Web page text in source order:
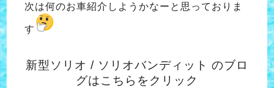
次は何のお車紹介しようかなーと思っておりま
す
新型ソリオ / ソリオバンディット のブロ
グはこちらをクリック